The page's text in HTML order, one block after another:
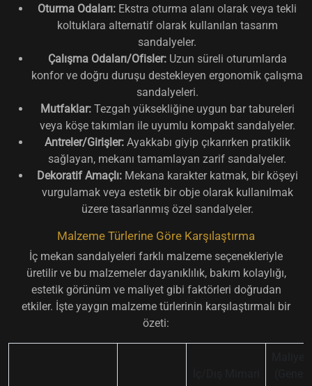
Oturma Odaları: Ekstra oturma alanı olarak veya tekli
koltuklara alternatif olarak kullanılan tasarım
sandalyeler.
Çalışma Odaları/Ofisler:Uzun süreli oturumlarda
konfor ve doğru duruşu destekleyen ergonomik çalışma
sandalyeleri.
Mutfaklar:Tezgah yüksekliğine uygun bar tabureleri
veya köşe takımları ile uyumlu kompakt sandalyeler.
Antreler/Girişler:Ayakkabı giyip çıkarırken pratiklik
sağlayan, mekanı tamamlayan zarif sandalyeler.
Dekoratif Amaçlı:Mekana karakter katmak, bir köşeyi
vurgulamak veya estetik bir obje olarak kullanılmak
üzere tasarlanmış özel sandalyeler.
Malzeme Türlerine Göre Karşılaştırma
İç mekan sandalyeleri farklı malzeme seçenekleriyle
üretilir ve bu malzemeler dayanıklılık, bakım kolaylığı,
estetik görünüm ve maliyet gibi faktörleri doğrudan
etkiler. İşte yaygın malzeme türlerinin karşılaştırmalı bir
özeti: